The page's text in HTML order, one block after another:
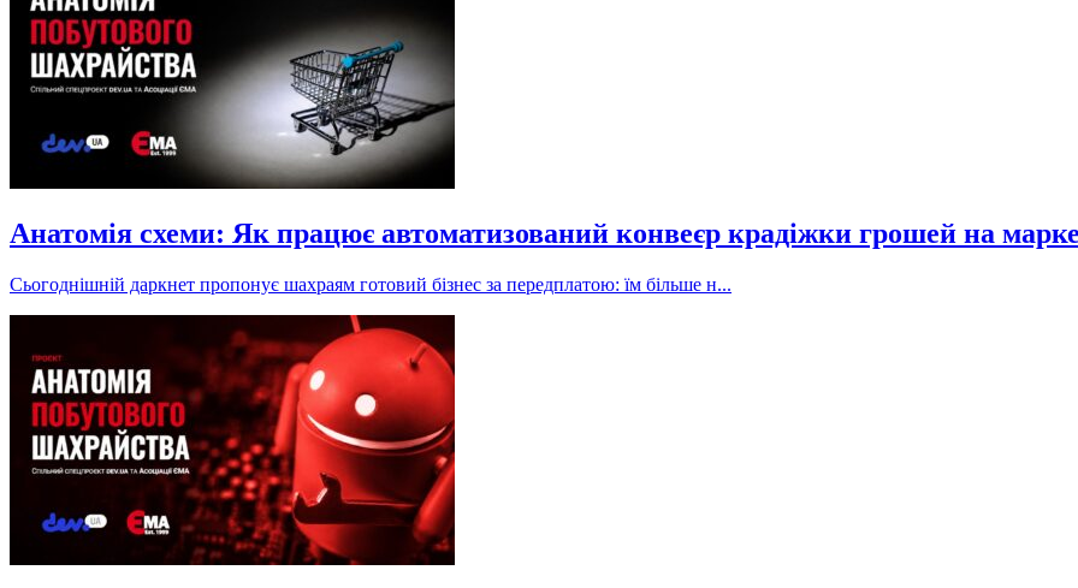
Анатомія схеми: Як працює автоматизований конвеєр крадіжки грошей на
Сьогоднішній даркнет пропонує шахраям готовий бізнес за передплатою: їм більше н...